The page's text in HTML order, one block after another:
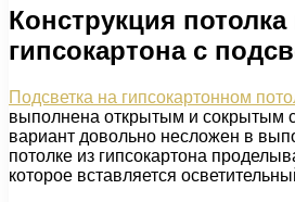
Конструкция потолка
гипсокартона с
Подсветка на гипсокартонном
выполнена открытым и сокрытым
вариант довольно несложен в
потолке из гипсокартона
которое вставляется